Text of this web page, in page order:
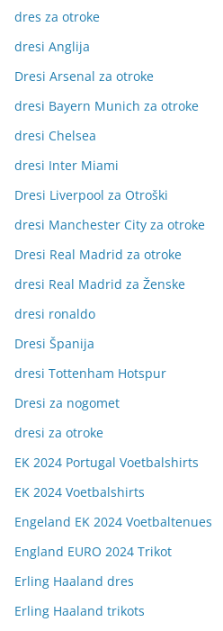
dres za otroke
dresi Anglija
Dresi Arsenal za otroke
dresi Bayern Munich za otroke
dresi Chelsea
dresi Inter Miami
Dresi Liverpool za Otroški
dresi Manchester City za otroke
Dresi Real Madrid za otroke
dresi Real Madrid za Ženske
dresi ronaldo
Dresi Španija
dresi Tottenham Hotspur
Dresi za nogomet
dresi za otroke
EK 2024 Portugal Voetbalshirts
EK 2024 Voetbalshirts
Engeland EK 2024 Voetbaltenues
England EURO 2024 Trikot
Erling Haaland dres
Erling Haaland trikots